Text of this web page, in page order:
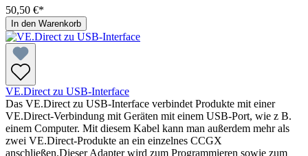
50,50 €*
In den Warenkorb
VE.Direct zu USB-Interface
Das VE.Direct zu USB-Interface verbindet Produkte mit einer
VE.Direct-Verbindung mit Geräten mit einem USB-Port, wie z B.
einem Computer. Mit diesem Kabel kann man außerdem mehr als
zwei VE.Direct-Produkte an ein einzelnes CCGX
anschließen.Dieser Adapter wird zum Programmieren sowie zum